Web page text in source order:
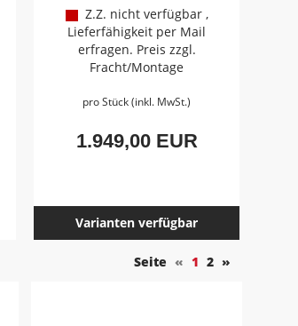
Z.Z. nicht verfügbar ,
Lieferfähigkeit per Mail
erfragen. Preis zzgl.
Fracht/Montage
pro Stück (inkl. MwSt.)
1.949,00 EUR
Varianten verfügbar
Seite « 1 2 »